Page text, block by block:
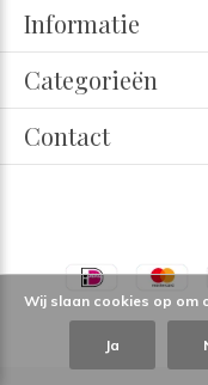
Informatie
Categorieën
Contact
Wij slaan cookies op om
Ja